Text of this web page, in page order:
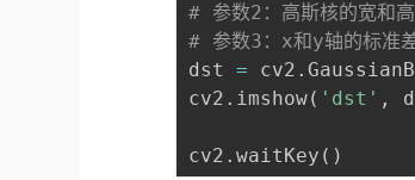
# 参数2：高斯核的宽和高
# 参数3：x和y轴的标准
dst = cv2 .
cv2 . imshow( 'dst' ,
cv2 .waitKey ( )